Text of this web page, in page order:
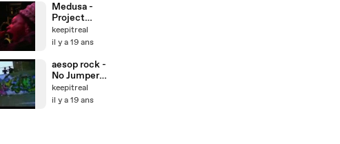
Medusa -
Project
blowed
keepitreal
il y a 19 ans
aesop rock -
No Jumper
Cables
keepitreal
il y a 19 ans